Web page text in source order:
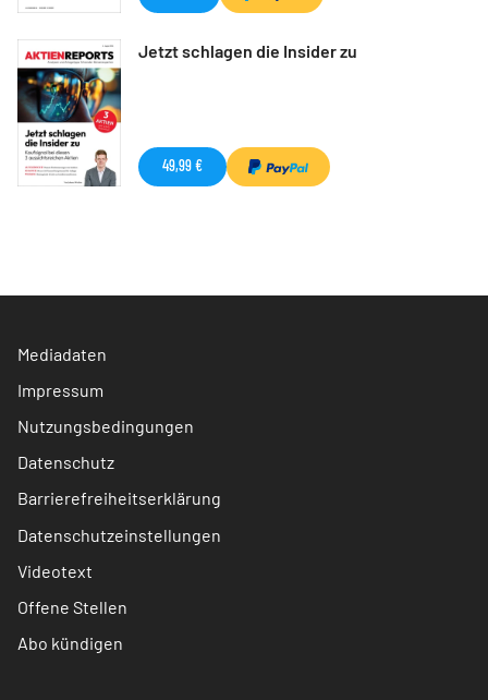
Jetzt schlagen die Insider zu
49,99 €
Mediadaten
Impressum
Nutzungsbedingungen
Datenschutz
Barrierefreiheitserklärung
Datenschutzeinstellungen
Videotext
Offene Stellen
Abo kündigen